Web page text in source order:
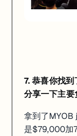
7. 恭喜你找
分享一下主要
拿到了
是$79,000加